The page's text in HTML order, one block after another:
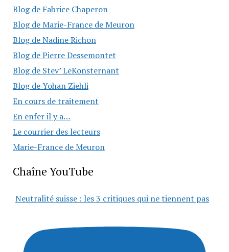
Blog de Fabrice Chaperon
Blog de Marie-France de Meuron
Blog de Nadine Richon
Blog de Pierre Dessemontet
Blog de Stev’ LeKonsternant
Blog de Yohan Ziehli
En cours de traitement
En enfer il y a…
Le courrier des lecteurs
Marie-France de Meuron
Chaîne YouTube
Neutralité suisse : les 3 critiques qui ne tiennent pas